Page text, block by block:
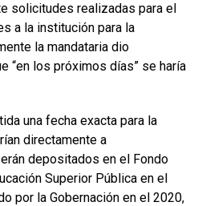
solicitudes realizadas para el
a la institución para la
la mandataria dio
“en los próximos días” se haría
una fecha exacta para la
directamente a
depositados en el Fondo
Superior Pública en el
por la Gobernación en el 2020,